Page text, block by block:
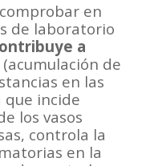
en
de laboratorio
a
(acumulación de
en las
que incide
los vasos
controla la
en la